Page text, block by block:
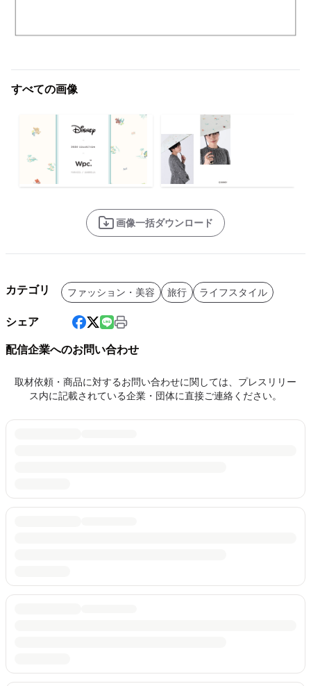
すべての画像
画像一括ダウンロード
カテゴリ ファッション・美容 旅行 ライフスタイル
シェア
配信企業へのお問い合わせ
取材依頼・商品に対するお問い合わせに関しては、プレスリリー
ス内に記載されている企業・団体に直接ご連絡ください。